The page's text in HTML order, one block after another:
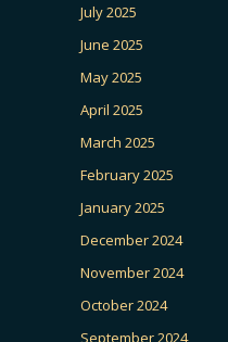
July 2025
June 2025
May 2025
April 2025
March 2025
February 2025
January 2025
December 2024
November 2024
October 2024
September 2024